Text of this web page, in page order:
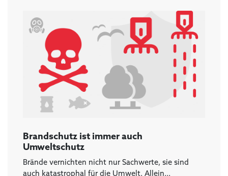
Brandschutz ist immer auch
Umweltschutz
Brände vernichten nicht nur Sachwerte, sie sind
auch katastrophal für die Umwelt. Allein...